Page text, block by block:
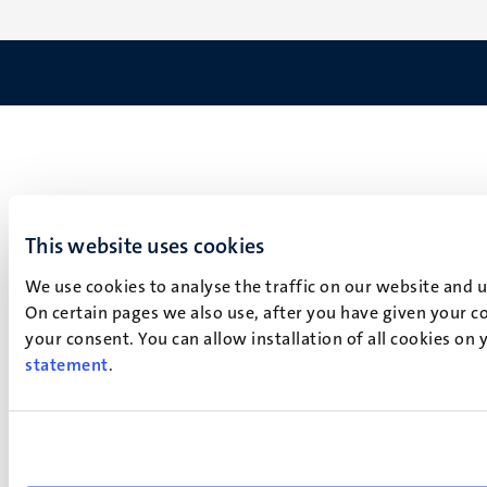
This website uses cookies
We use cookies to analyse the traffic on our website
On certain pages we also use, after you have given your
your consent. You can allow installation of all cookies
statement.